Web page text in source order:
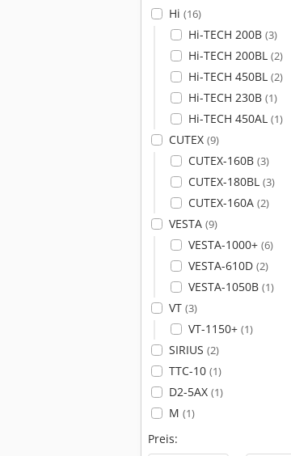
Hi (16)
Hi-TECH 200B (3)
Hi-TECH 200BL (2)
Hi-TECH 450BL (2)
Hi-TECH 230B (1)
Hi-TECH 450AL (1)
CUTEX (9)
CUTEX-160B (3)
CUTEX-180BL (3)
CUTEX-160A (2)
VESTA (9)
VESTA-1000+ (6)
VESTA-610D (2)
VESTA-1050B (1)
VT (3)
VT-1150+ (1)
SIRIUS (2)
TTC-10 (1)
D2-5AX (1)
M (1)
Preis: